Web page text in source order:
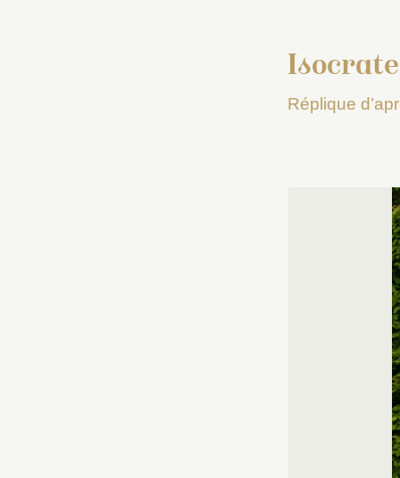
Isocrate
Réplique